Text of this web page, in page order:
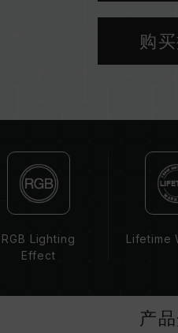
成。若混合使用不同套
不稳定或不开机。
板、CPU 兼容性。
EXPO（AMD），内存
（JEDEC 标准）运行
低)。此为正常行为，并
XMP 3.0 / EXPO 需由
统设定。
内存模块的标示频率
购
RGB Lighting
Effect
Lifetime
产